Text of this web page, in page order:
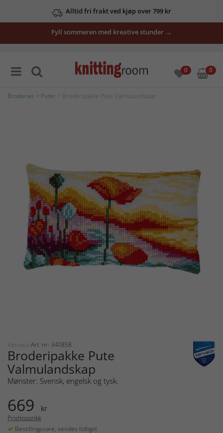
Alltid fri frakt ved kjøp over 799 kr
Fyll sommeren med kreative stunder →
0 0
Broderier Puter > Broderipakke Pute Valmulandskap
Vervaco Art. nr: 340858
Broderipakke Pute
Valmulandskap
Mønster: Svensk, engelsk og tysk.
669 kr
Prishistorikk
Bestillingsvare, sendes tidligst